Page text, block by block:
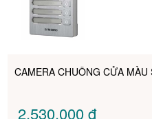
CAMERA CHUÔNG CỬA
2,530,000đ